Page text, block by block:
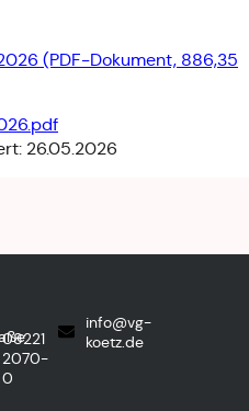
(PDF-Dokument, 886,35
26.05.2026
08221
2070-
0
info@vg-
koetz.de